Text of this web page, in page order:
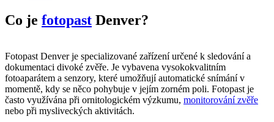
Co je fotopast Denver?
Fotopast Denver je specializované zařízení určené k sledování a
dokumentaci divoké zvěře. Je vybavena vysokokvalitním
fotoaparátem a senzory, které umožňují automatické snímání v
momentě, kdy se něco pohybuje v jejím zorném poli. Fotopast je
často využívána při ornitologickém výzkumu, monitorování zvěře
nebo při mysliveckých aktivitách.